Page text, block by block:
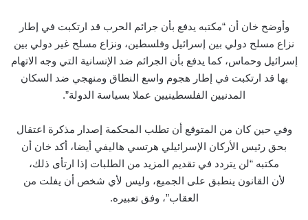
وأوضح خان أن “مكتبه يدفع بأن جرائم الحرب قد ارتكبت في إطار
نزاع مسلح دولي بين إسرائيل وفلسطين، ونزاع مسلح غير دولي بين
إسرائيل وحماس، كما يدفع بأن الجرائم ضد الإنسانية التي وجه الاتهام
بها قد ارتكبت في إطار هجوم واسع النطاق ومنهجي ضد السكان
المدنيين الفلسطينيين عملا بسياسة الدولة”.
وفي حين كان من المتوقع أن تطلب المحكمة إصدار مذكرة اعتقال
بحق رئيس الأركان الإسرائيلي هرتسي هاليفي أيضا، أكد خان أن
مكتبه “لن يتردد في تقديم المزيد من الطلبات إذا ارتأى ذلك،
لأن القانون ينطبق على الجميع، وليس لأي شخص أن يفلت من
العقاب”، وفق تعبيره.